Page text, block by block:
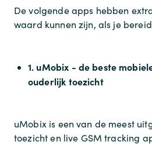
De volgende apps hebben
waard kunnen zijn, als je
1. uMobix - de beste
ouderlijk toezicht
uMobix is een van de meest
toezicht en live GSM tracking